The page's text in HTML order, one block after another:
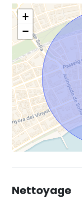
+
−
Nettoyage